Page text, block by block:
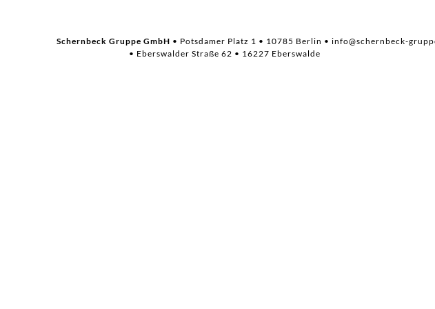
Schernbeck Gruppe GmbH • Potsdamer Platz 1 • 10785 Berlin • info@schernbeck-
• Eberswalder Straße 62 •